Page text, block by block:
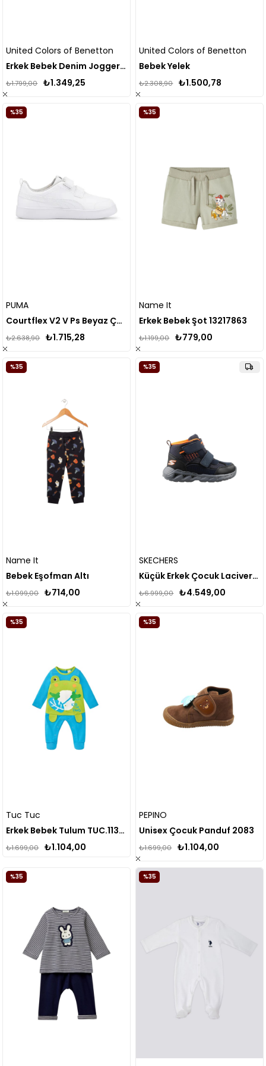
United Colors of Benetton
Erkek Bebek Denim Jogger Pantolon
₺1.349,25
₺1.799,00
United Colors of Benetton
Bebek Yelek
₺1.500,78
₺2.308,90
PUMA
Courtflex V2 V Ps Beyaz Çocuk Ayakkabısı 371543--04
₺1.715,28
₺2.638,90
%35
Name It
Erkek Bebek Şot 13217863
₺779,00
₺1.199,00
%35
Name It
Bebek Eşofman Altı
₺714,00
₺1.099,00
%35
SKECHERS
Küçük Erkek Çocuk Lacivert Işıklı Bot
₺4.549,00
₺6.999,00
%35
Tuc Tuc
Erkek Bebek Tulum TUC.11368649
₺1.104,00
₺1.699,00
%35
PEPINO
Unisex Çocuk Panduf 2083
₺1.104,00
₺1.699,00
%35
%35 %35